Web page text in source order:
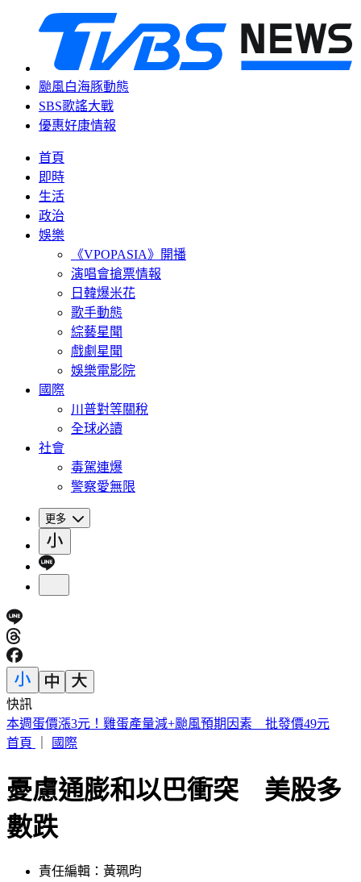
颱風白海豚動態
SBS歌謠大戰
優惠好康情報
首頁
即時
生活
政治
娛樂
《VPOPASIA》開播
演唱會搶票情報
日韓爆米花
歌手動態
綜藝星聞
戲劇星聞
娛樂電影院
國際
川普對等關稅
全球必讀
社會
毒駕連爆
警察愛無限
更多
快訊
白海豚減弱為輕颱 暴風圈逐漸縮小
首頁
國際
憂慮通膨和以巴衝突 美股多
數跌
責任編輯：黃珮昀